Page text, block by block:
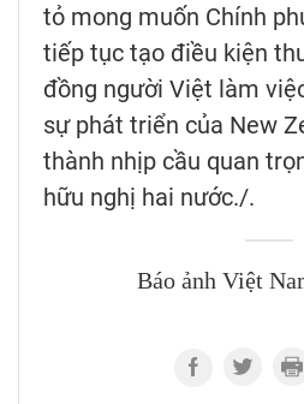
tỏ mong muốn Chính
tiếp tục tạo điều kiện
đồng người Việt làm
sự phát triển của New
thành nhịp cầu quan
hữu nghị hai nước./.
Báo ảnh Việt